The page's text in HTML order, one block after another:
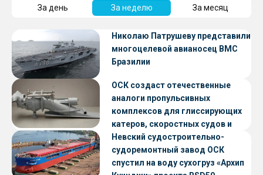
За день За неделю За месяц
Николаю Патрушеву представили
многоцелевой авианосец ВМС
Бразилии
ОСК создаст отечественные
аналоги пропульсивных
комплексов для глиссирующих
катеров, скоростных судов и
судов с малой осадкой
Невский судостроительно-
судоремонтный завод ОСК
спустил на воду сухогруз «Архип